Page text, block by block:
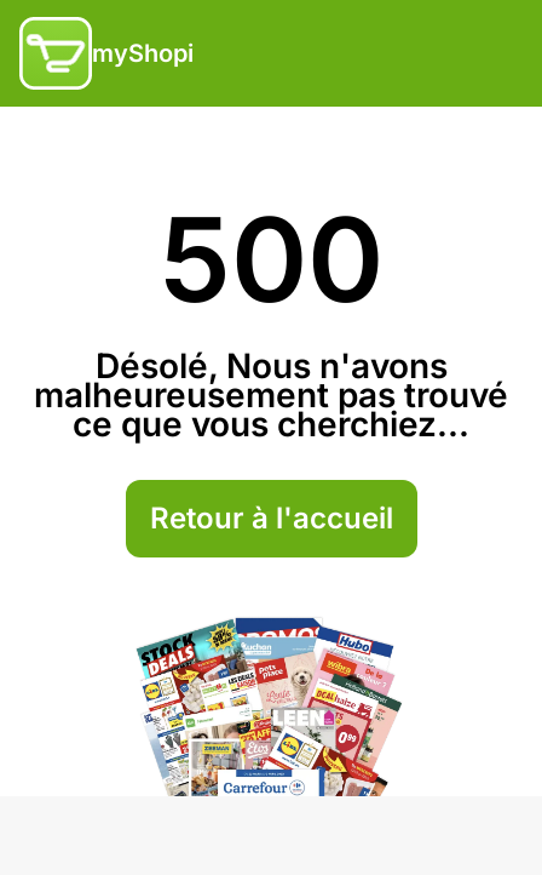
myShopi
500
Désolé, Nous n'avons
malheureusement pas trouvé
ce que vous cherchiez...
Retour à l'accueil